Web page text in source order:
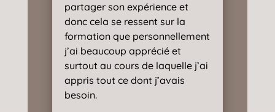
partager son expérience et
donc cela se ressent sur la
formation que personnellement
j’ai beaucoup apprécié et
surtout au cours de laquelle j’ai
appris tout ce dont j’avais
besoin.